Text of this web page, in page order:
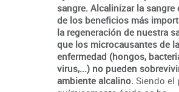
sangre. Alcalinizar la sangre
de los beneficios más
la regeneración de nuestra
que los microcausantes de la
enfermedad (hongos,
virus,...) no pueden
ambiente alcalino. Siendo el